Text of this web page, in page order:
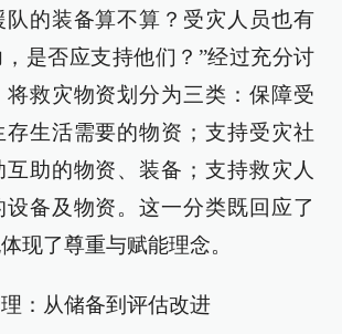
队的装备算不算？受灾人员也有
是否应支持他们？”经过充分讨
救灾物资划分为三类：保障受
存生活需要的物资；支持受灾社
互助的物资、装备；支持救灾人
设备及物资。这一分类既回应了
现了尊重与赋能理念。
：从储备到评估改进